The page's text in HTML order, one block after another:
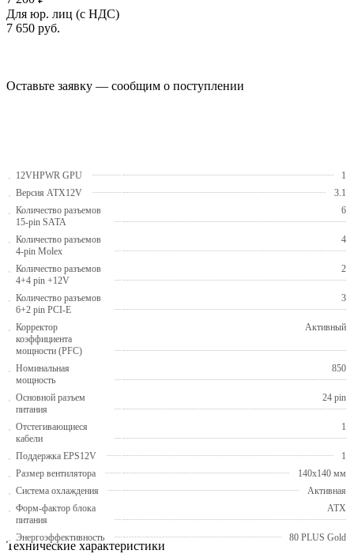
Для юр. лиц (с НДС)
7 650 руб.
Оставьте заявку — сообщим о поступлении
12VHPWR GPU
1
Версия ATX12V
3.1
Количество разъемов
15-pin SATA
6
Количество разъемов
4-pin Molex
4
Количество разъемов
4+4 pin +12V
2
Количество разъемов
6+2 pin PCI-E
3
Корректор
коэффициента
мощности (PFC)
Активный
Номинальная
мощность
850
Основной разъем
питания
24 pin
Отстегивающиеся
кабели
1
Поддержка EPS12V
1
Размер вентилятора
140x140 мм
Система охлаждения
Активная
Форм-фактор блока
питания
ATX
Энергоэффективность 80 PLUS Gold
Технические характеристики